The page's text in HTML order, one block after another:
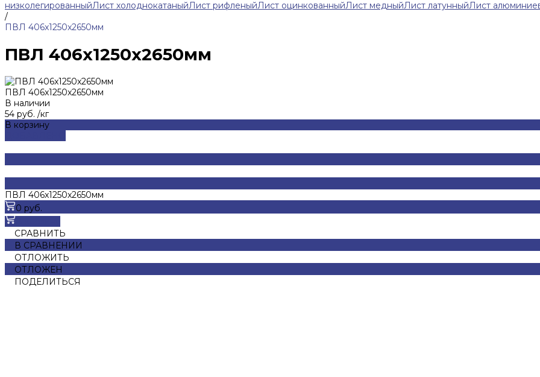
низколегированныйЛист холоднокатаныйЛист рифленыйЛист оцинкованныйЛист медныйЛист латунныйЛист
/
ПВЛ 406x1250x2650мм
ПВЛ 406x1250x2650мм
ПВЛ 406x1250x2650мм
В наличии
54 руб. /кг
В корзину
ПВЛ 406x1250x2650мм
0 руб.
СРАВНИТЬ
В СРАВНЕНИИ
ОТЛОЖИТЬ
ОТЛОЖЕН
ПОДЕЛИТЬСЯ